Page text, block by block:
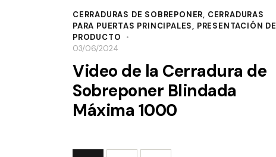
CERRADURAS DE SOBREPONER, CERRADURAS
PARA PUERTAS PRINCIPALES, PRESENTACIÓN DE
PRODUCTO
03/06/2024
Video de la Cerradura de
Sobreponer Blindada
Máxima 1000